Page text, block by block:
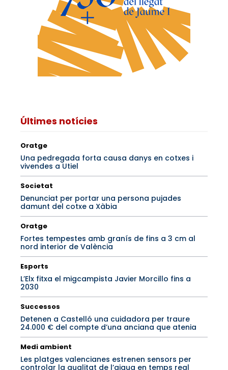
Últimes notícies
Oratge
Una pedregada forta causa danys en cotxes i
vivendes a Utiel
Societat
Denunciat per portar una persona pujades
damunt del cotxe a Xàbia
Oratge
Fortes tempestes amb granís de fins a 3 cm al
nord interior de València
Esports
L’Elx fitxa el migcampista Javier Morcillo fins a
2030
Successos
Detenen a Castelló una cuidadora per traure
24.000 € del compte d’una anciana que atenia
Medi ambient
Les platges valencianes estrenen sensors per
controlar la qualitat de l’aigua en temps real